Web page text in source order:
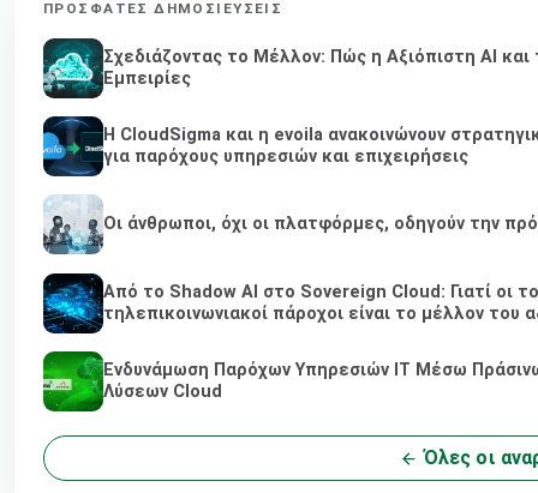
ΠΡΌΣΦΑΤΕΣ ΔΗΜΟΣΙΕΎΣΕΙΣ
Σχεδιάζοντας το Μέλλον: Πώς η Αξιόπιστη AI
Εμπειρίες
Η CloudSigma και η evoila ανακοινώνουν
για παρόχους υπηρεσιών και επιχειρήσεις
Οι άνθρωποι, όχι οι πλατφόρμες, οδηγούν την
Από το Shadow AI στο Sovereign Cloud: Γιατί οι
τηλεπικοινωνιακοί πάροχοι είναι το μέλλον του
Ενδυνάμωση Παρόχων Υπηρεσιών IT Μέσω
Λύσεων Cloud
Όλες οι